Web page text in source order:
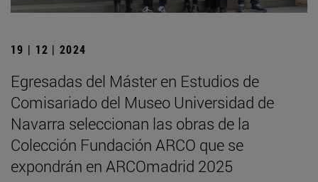
19 | 12 | 2024
Egresadas del Máster en Estudios de
Comisariado del Museo Universidad de
Navarra seleccionan las obras de la
Colección Fundación ARCO que se
expondrán en ARCOmadrid 2025